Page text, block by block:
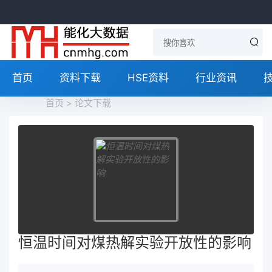
首页 资料下载 HSE资料 行业资讯
首页 > 论文下载
恒温时间对煤热解实验开放性的影响